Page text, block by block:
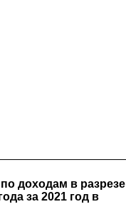
доходам в разрезе
за 2021 год в